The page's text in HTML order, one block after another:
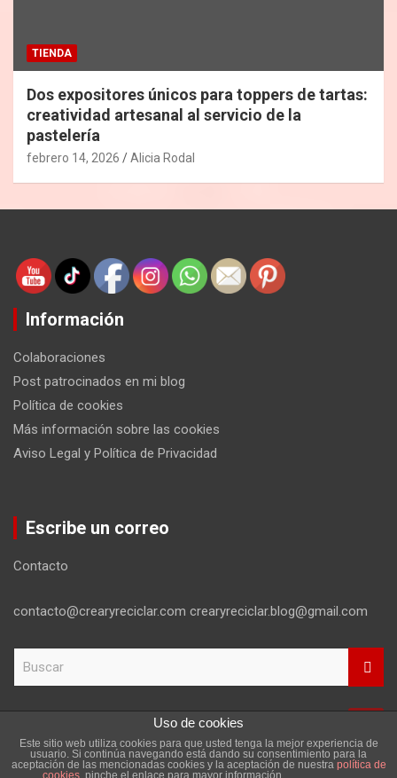
TIENDA
Dos expositores únicos para toppers de tartas:
creatividad artesanal al servicio de la
pastelería
febrero 14, 2026 Alicia Rodal
Información
Colaboraciones
Post patrocinados en mi blog
Política de cookies
Más información sobre las cookies
Aviso Legal y Política de Privacidad
Escribe un correo
Contacto
contacto@crearyreciclar.com crearyreciclar.blog@gmail.com
c
Copyright ©2026
Aviso Legal y Política de Privacidad
Uso de cookies
Este sitio web utiliza cookies para que usted tenga la mejor experiencia de
usuario. Si continúa navegando está dando su consentimiento para la
aceptación de las mencionadas cookies y la aceptación de nuestra política de
cookies , pinche el enlace para mayor información.